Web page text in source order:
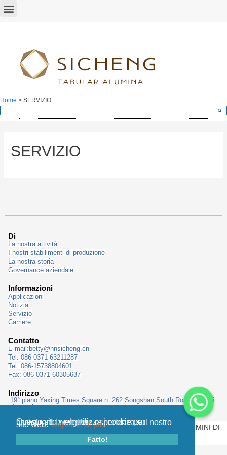
Questo sito web utilizza i cookie per assicurarti la migliore esperienza sul nostro
sito web.Saperne di più
Fatto!
Home > SERVIZIO
SERVIZIO
Di
La nostra attività
I nostri stabilimenti di produzione
La nostra storia
Governance aziendale
Informazioni
Applicazioni
Notizia
Servizio
Carriere
Contatto
E-mail: betty@hnsicheng.cn
Tel: 086-0371-63211287
Tel: 086-15738804601
Fax: 086-0371-60305637
Indirizzo
19° piano Yaxing Times Square n. 262 Songshan South Road, città di
Zhengzhou, provincia di Henan
MAPPA DEL SITO|INFORMATIVA SULLA PRIVACY
TERMINI DI
UTILIZZO|